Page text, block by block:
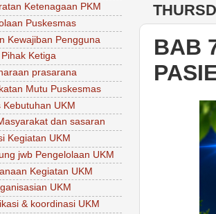
BAB
Ketenagaan PKM
Puskesmas
Kewajiban Pengguna
Ketiga
prasarana
Mutu Puskesmas
Kebutuhan UKM
dan sasaran
Kegiatan UKM
jwb Pengelolaan UKM
Kegiatan UKM
UKM
& koordinasi UKM